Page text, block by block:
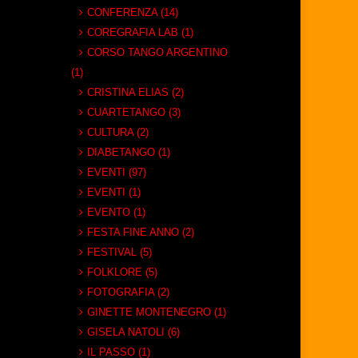
CONFERENZA (14)
COREGRAFIA LAB (1)
CORSO TANGO ARGENTINO
(1)
CRISTINA ELIAS (2)
CUARTETANGO (3)
CULTURA (2)
DIABETANGO (1)
EVENTI (97)
EVENTI (1)
EVENTO (1)
FESTA FINE ANNO (2)
FESTIVAL (5)
FOLKLORE (5)
FOTOGRAFIA (2)
GINETTE MONTENEGRO (1)
GISELA NATOLI (6)
IL PASSO (1)